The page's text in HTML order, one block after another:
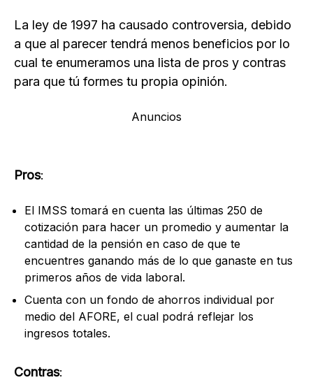
La ley de 1997 ha causado controversia, debido
a que al parecer tendrá menos beneficios por lo
cual te enumeramos una lista de pros y contras
para que tú formes tu propia opinión.
Anuncios
Pros:
El IMSS tomará en cuenta las últimas 250 de
cotización para hacer un promedio y aumentar la
cantidad de la pensión en caso de que te
encuentres ganando más de lo que ganaste en tus
primeros años de vida laboral.
Cuenta con un fondo de ahorros individual por
medio del AFORE, el cual podrá reflejar los
ingresos totales.
Contras: